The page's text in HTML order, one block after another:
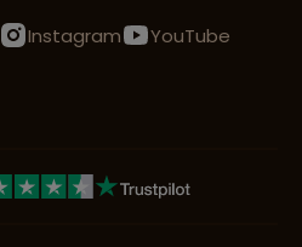
Instagram
YouTube